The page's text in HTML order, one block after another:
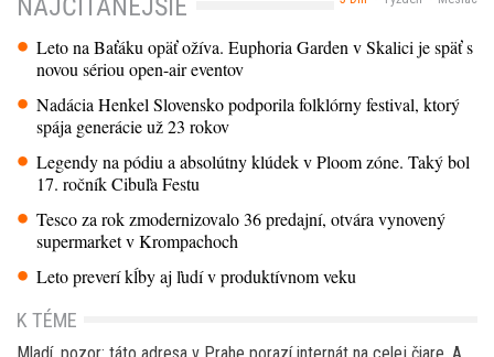
NAJČÍTANEJŠIE
Leto na Baťáku opäť ožíva. Euphoria Garden v Skalici je späť s
novou sériou open-air eventov
Nadácia Henkel Slovensko podporila folklórny festival, ktorý
spája generácie už 23 rokov
Legendy na pódiu a absolútny klúdek v Ploom zóne. Taký bol
17. ročník Cibuľa Festu
Tesco za rok zmodernizovalo 36 predajní, otvára vynovený
supermarket v Krompachoch
Leto preverí kĺby aj ľudí v produktívnom veku
K TÉME